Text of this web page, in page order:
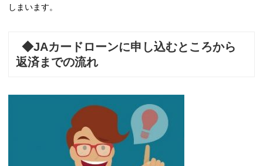
しまいます。
◆JAカードローンに申し込むところから
返済までの流れ